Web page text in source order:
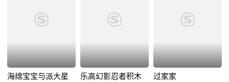
海绵宝宝与派大星
乐高幻影忍者积木 过家家